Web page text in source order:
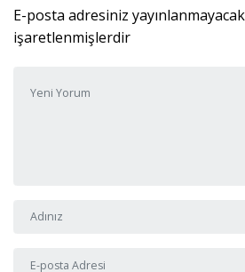
E-posta adresiniz
işaretlenmişlerdir
Adı ve Soyadı
E-posta Adresi